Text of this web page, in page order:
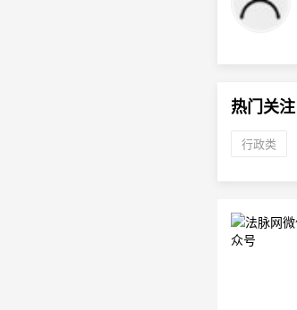
热门关注
行政类